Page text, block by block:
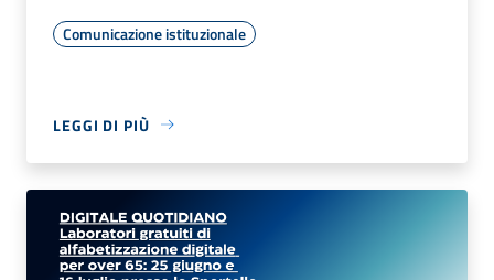
Comunicazione istituzionale
LEGGI DI PIÙ